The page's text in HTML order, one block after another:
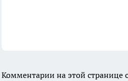
Комментарии на этой странице